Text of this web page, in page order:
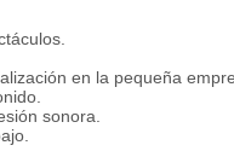
en la pequeña
sonora.